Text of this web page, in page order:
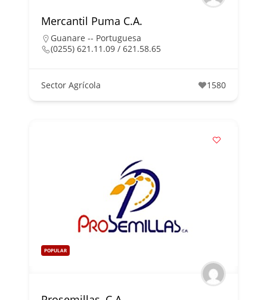
Mercantil Puma C.A.
Guanare -- Portuguesa
(0255) 621.11.09 / 621.58.65
Sector Agrícola 1580
POPULAR